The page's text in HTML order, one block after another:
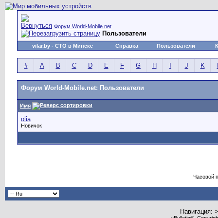
Форум World-Mobile.net
Пользователи
vilar.by - СТО в Минске Справка Пользователи
# A B C D E F G H J K
Форум World-Mobile.net: Пользователи
Имя
olia
Новичок
Часовой
Навигация: